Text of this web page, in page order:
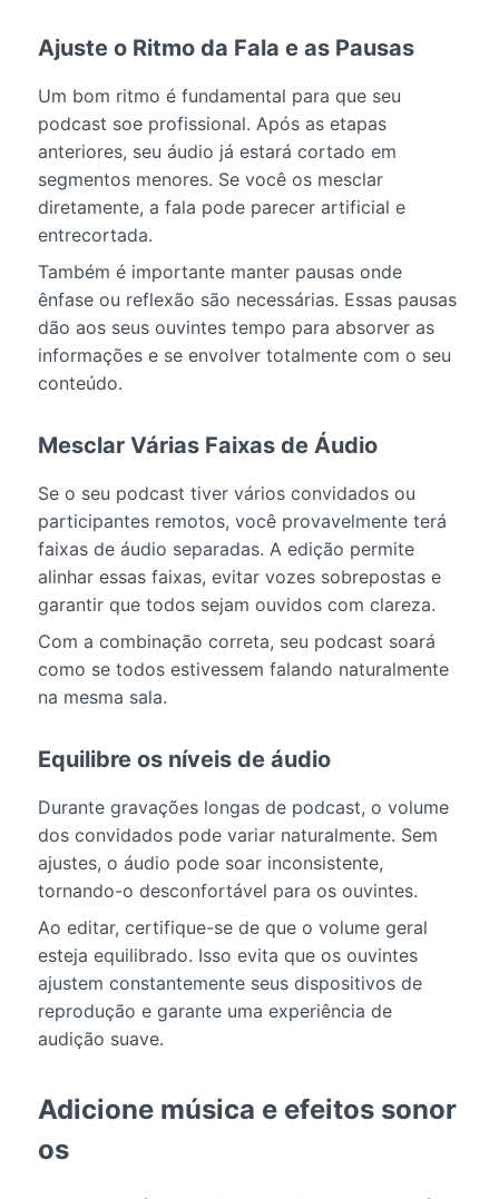
Ajuste o Ritmo da Fala e as Pausas
Um bom ritmo é fundamental para que seu
podcast soe profissional. Após as etapas
anteriores, seu áudio já estará cortado em
segmentos menores. Se você os mesclar
diretamente, a fala pode parecer artificial e
entrecortada.
Também é importante manter pausas onde
ênfase ou reflexão são necessárias. Essas pausas
dão aos seus ouvintes tempo para absorver as
informações e se envolver totalmente com o seu
conteúdo.
Mesclar Várias Faixas de Áudio
Se o seu podcast tiver vários convidados ou
participantes remotos, você provavelmente terá
faixas de áudio separadas. A edição permite
alinhar essas faixas, evitar vozes sobrepostas e
garantir que todos sejam ouvidos com clareza.
Com a combinação correta, seu podcast soará
como se todos estivessem falando naturalmente
na mesma sala.
Equilibre os níveis de áudio
Durante gravações longas de podcast, o volume
dos convidados pode variar naturalmente. Sem
ajustes, o áudio pode soar inconsistente,
tornando-o desconfortável para os ouvintes.
Ao editar, certifique-se de que o volume geral
esteja equilibrado. Isso evita que os ouvintes
ajustem constantemente seus dispositivos de
reprodução e garante uma experiência de
audição suave.
Adicione música e efeitos sonor
os